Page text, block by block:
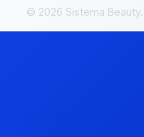
© 2026 Sistema